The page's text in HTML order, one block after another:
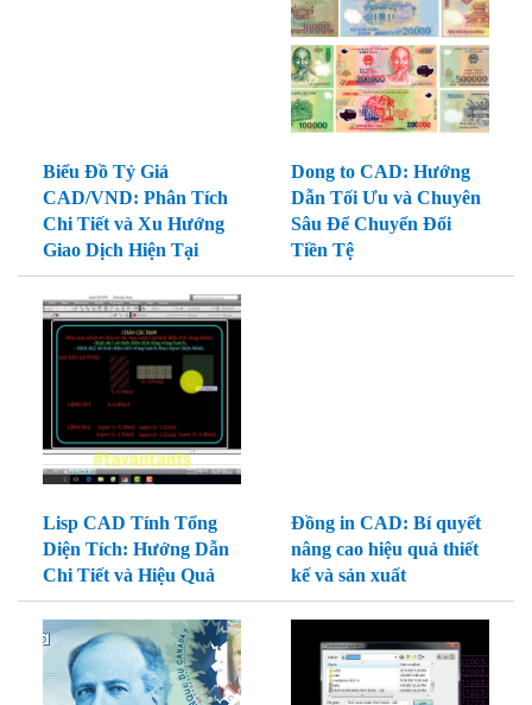
Biểu Đồ Tỷ Giá
CAD/VND: Phân Tích
Chi Tiết và Xu Hướng
Giao Dịch Hiện Tại
Dong to CAD: Hướng
Dẫn Tối Ưu và Chuyên
Sâu Để Chuyển Đổi
Tiền Tệ
Lisp CAD Tính Tổng
Diện Tích: Hướng Dẫn
Chi Tiết và Hiệu Quả
Đồng in CAD: Bí quyết
nâng cao hiệu quả thiết
kế và sản xuất